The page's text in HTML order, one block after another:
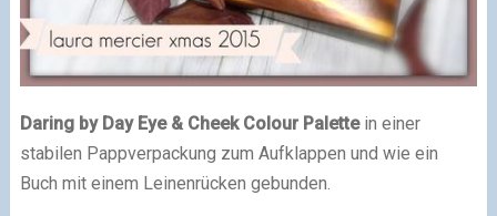
Daring by Day Eye & Cheek Colour Palette in einer
stabilen Pappverpackung zum Aufklappen und wie ein
Buch mit einem Leinenrücken gebunden.